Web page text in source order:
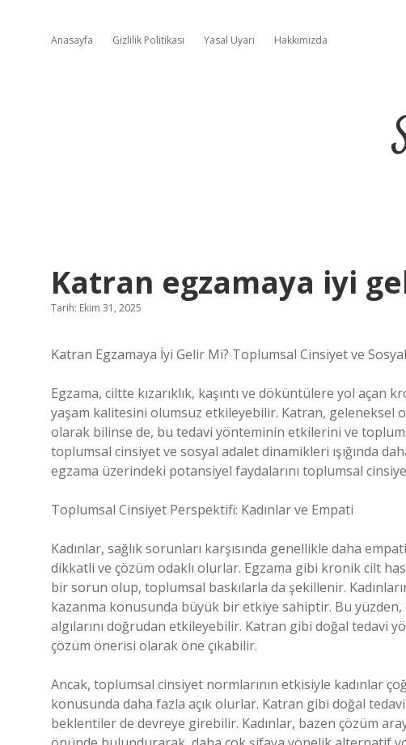
Anasayfa Gizlilik Politikası Yasal Uyarı Hakkımızda
Katran egzamaya iyi
Tarih: Ekim 31, 2025
Katran Egzamaya İyi Gelir Mi? Toplumsal Cinsiyet ve
Egzama, ciltte kızarıklık, kaşıntı ve döküntülere yol açan
yaşam kalitesini olumsuz etkileyebilir. Katran, geleneksel
olarak bilinse de, bu tedavi yönteminin etkilerini ve
toplumsal cinsiyet ve sosyal adalet dinamikleri ışığında
egzama üzerindeki potansiyel faydalarını toplumsal
Toplumsal Cinsiyet Perspektifi: Kadınlar ve Empati
Kadınlar, sağlık sorunları karşısında genellikle daha
dikkatli ve çözüm odaklı olurlar. Egzama gibi kronik cilt
bir sorun olup, toplumsal baskılarla da şekillenir.
kazanma konusunda büyük bir etkiye sahiptir. Bu yüzden,
algılarını doğrudan etkileyebilir. Katran gibi doğal tedavi
çözüm önerisi olarak öne çıkabilir.
Ancak, toplumsal cinsiyet normlarının etkisiyle kadınlar
konusunda daha fazla açık olurlar. Katran gibi doğal
beklentiler de devreye girebilir. Kadınlar, bazen çözüm